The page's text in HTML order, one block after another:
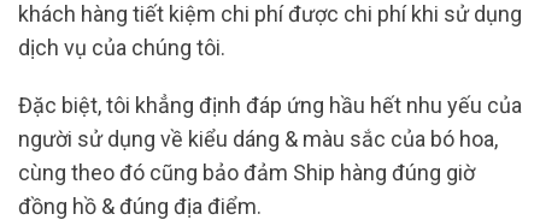
khách hàng tiết kiệm chi phí được chi phí khi sử dụng
dịch vụ của chúng tôi.
Đặc biệt, tôi khẳng định đáp ứng hầu hết nhu yếu của
người sử dụng về kiểu dáng & màu sắc của bó hoa,
cùng theo đó cũng bảo đảm Ship hàng đúng giờ
đồng hồ & đúng địa điểm.